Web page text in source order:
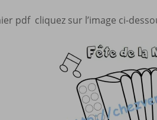
pdf cliquez sur l’image ci-